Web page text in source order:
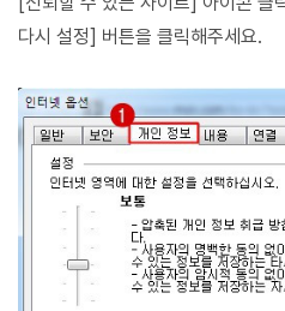
다시 설정] 버튼을 클릭해주세요.